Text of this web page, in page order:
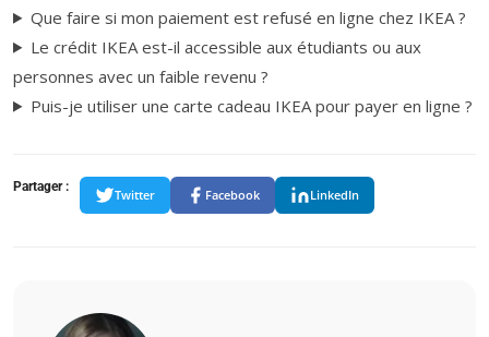
Que faire si mon paiement est refusé en ligne chez IKEA ?
Le crédit IKEA est-il accessible aux étudiants ou aux
personnes avec un faible revenu ?
Puis-je utiliser une carte cadeau IKEA pour payer en ligne ?
Partager :
Twitter Facebook LinkedIn